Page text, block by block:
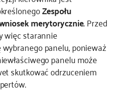
Zespołu
merytorycznie.Przed
więc starannie
panelu, ponieważ
panelu może
skutkować odrzuceniem